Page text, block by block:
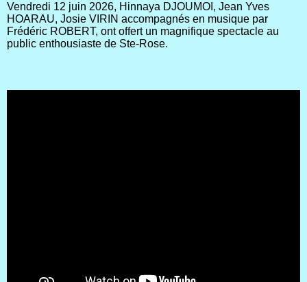
Vendredi 12 juin 2026, Hinnaya DJOUMOI, Jean Yves
HOARAU, Josie VIRIN accompagnés en musique par
Frédéric ROBERT, ont offert un magnifique spectacle au
public enthousiaste de Ste-Rose.